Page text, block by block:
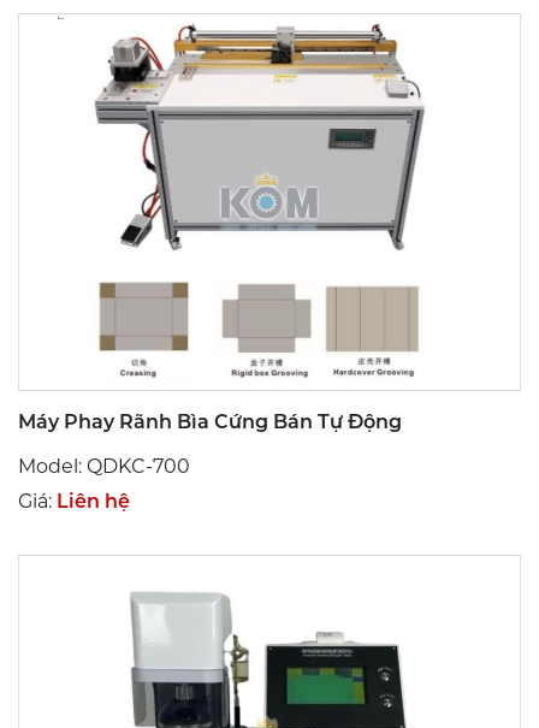
Máy Phay Rãnh Bìa Cứng Bán Tự Động
Model: QDKC-700
Giá: Liên hệ